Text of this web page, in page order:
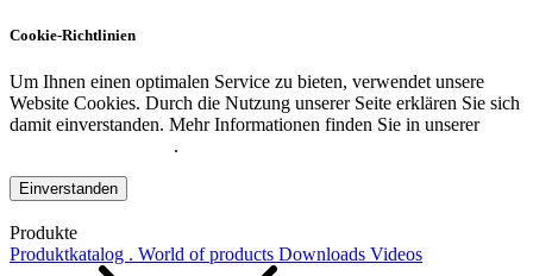
Cookie-Richtlinien
Um Ihnen einen optimalen Service zu bieten, verwendet unsere
Website Cookies. Durch die Nutzung unserer Seite erklären Sie sich
damit einverstanden. Mehr Informationen finden Sie in unserer
.
Einverstanden
Produkte
Produktkatalog . World of products Downloads Videos